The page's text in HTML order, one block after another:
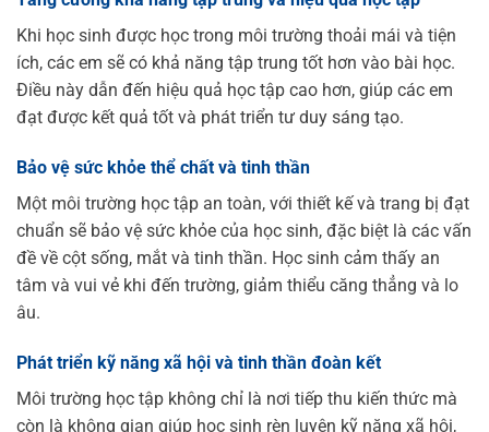
Khi học sinh được học trong môi trường thoải mái và tiện
ích, các em sẽ có khả năng tập trung tốt hơn vào bài học.
Điều này dẫn đến hiệu quả học tập cao hơn, giúp các em
đạt được kết quả tốt và phát triển tư duy sáng tạo.
Bảo vệ sức khỏe thể chất và tinh thần
Một môi trường học tập an toàn, với thiết kế và trang bị đạt
chuẩn sẽ bảo vệ sức khỏe của học sinh, đặc biệt là các vấn
đề về cột sống, mắt và tinh thần. Học sinh cảm thấy an
tâm và vui vẻ khi đến trường, giảm thiểu căng thẳng và lo
âu.
Phát triển kỹ năng xã hội và tinh thần đoàn kết
Môi trường học tập không chỉ là nơi tiếp thu kiến thức mà
còn là không gian giúp học sinh rèn luyện kỹ năng xã hội,